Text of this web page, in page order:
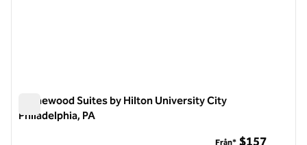
Homewood Suites by Hilton University City
Philadelphia, PA
Från* $157